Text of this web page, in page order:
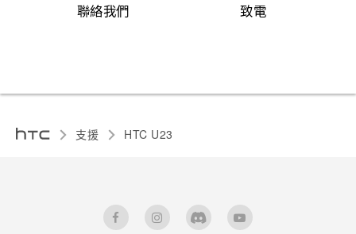
聯絡我們 致電
支援 HTC U23‎